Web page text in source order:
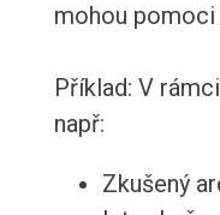
mohou pomoci
Příklad: V
např:
Zkušený